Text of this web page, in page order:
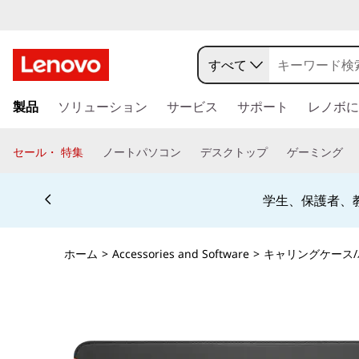
p
h
a
o
イ
コ
ン
すべて
製品 ソリューション サービス サポート レノボ
セール・ 特集 ノートパソコン デスクトップ ゲーミング
学生、保護者、
ホーム > Accessories and Software > キャリングケース